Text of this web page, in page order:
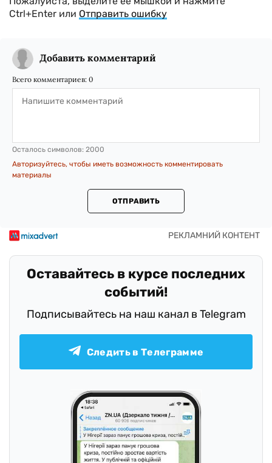
Ctrl+Enter или Отправить ошибку
Добавить комментарий
Всего комментариев: 0
Осталось символов: 2000
Авторизуйтесь, чтобы иметь возможность комментировать
материалы
ОТПРАВИТЬ
Оставайтесь в курсе последних
событий!
Подписывайтесь на наш канал в Telegram
Следить в Телеграмме